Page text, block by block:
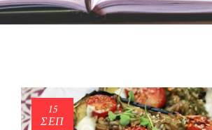
15
ΣΕΠ